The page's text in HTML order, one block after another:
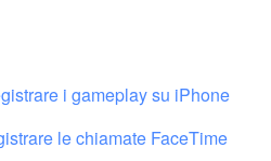
i gameplay su iPhone
le chiamate FaceTime